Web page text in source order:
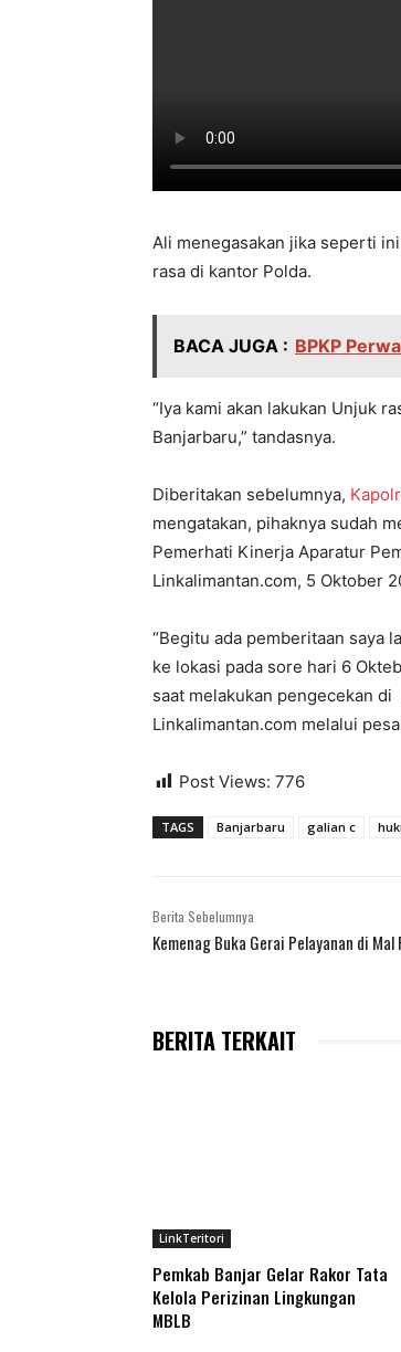
Ali menegasakan jika seperti
rasa di kantor Polda.
BACA JUGA : BPKP
“Iya kami akan lakukan Unjuk
Banjarbaru,” tandasnya.
Diberitakan sebelumnya,
mengatakan, pihaknya sudah
Pemerhati Kinerja Aparatur
Linkalimantan.com, 5 Oktober
“Begitu ada pemberitaan saya
ke lokasi pada sore hari 6
saat melakukan pengecekan di
Linkalimantan.com melalui
Post Views: 776
TAGS Banjarbaru galian c
Berita Sebelumnya
Kemenag Buka Gerai Pelayanan di Mal
BERITA TERKAIT
LinkTeritori
Pemkab Banjar Gelar Rakor Tata
Kelola Perizinan Lingkungan
MBLB